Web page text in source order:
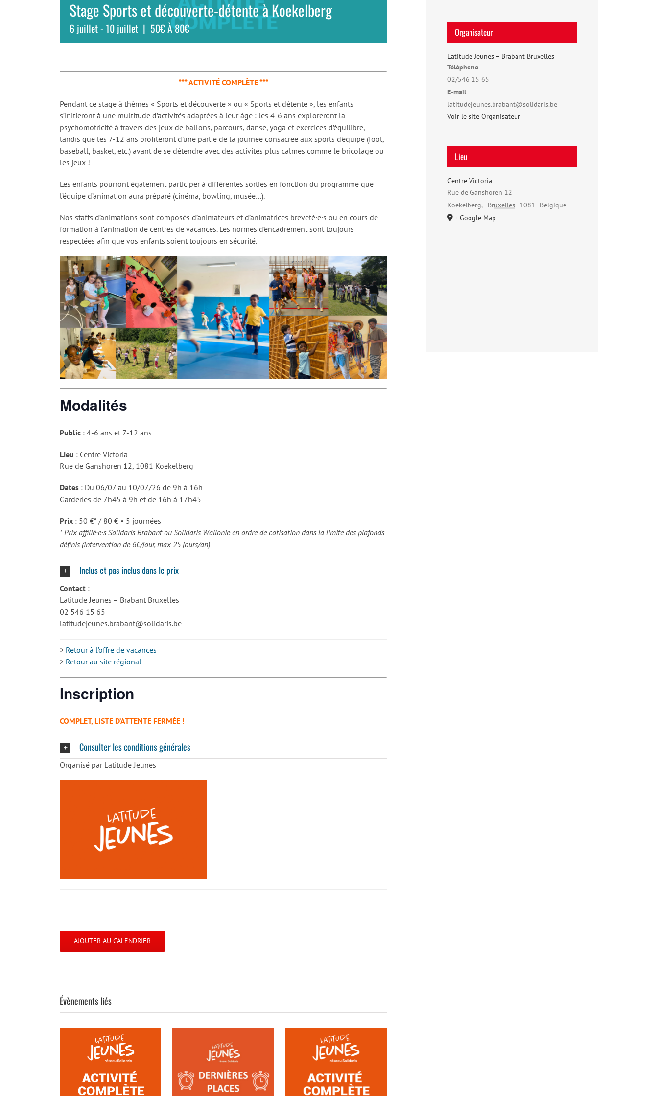
Stage Sports et découverte-détente à Koekelberg
6 juillet-10 juillet | 50€ À 80€
*** ACTIVITÉ COMPLÈTE ***
Pendant ce stage à thèmes « Sports et découverte » ou « Sports et détente », les enfants
s’initieront à une multitude d’activités adaptées à leur âge : les 4-6 ans exploreront la
psychomotricité à travers des jeux de ballons, parcours, danse, yoga et exercices d’équilibre,
tandis que les 7-12 ans profiteront d’une partie de la journée consacrée aux sports d’équipe (foot,
baseball, basket, etc.) avant de se détendre avec des activités plus calmes comme le bricolage ou
les jeux !
Les enfants pourront également participer à différentes sorties en fonction du programme que
l’équipe d’animation aura préparé (cinéma, bowling, musée…).
Nos staffs d’animations sont composés d’animateurs et d’animatrices breveté·e·s ou en cours de
formation à l’animation de centres de vacances. Les normes d’encadrement sont toujours
respectées afin que vos enfants soient toujours en sécurité.
Modalités
Public : 4-6 ans et 7-12 ans
Lieu : Centre Victoria
Rue de Ganshoren 12, 1081 Koekelberg
Dates : Du 06/07 au 10/07/26 de 9h à 16h
Garderies de 7h45 à 9h et de 16h à 17h45
Prix : 50 €* / 80 € • 5 journées
* Prix affilié·e·s Solidaris Brabant ou Solidaris Wallonie en ordre de cotisation dans la limite des plafonds
définis (intervention de 6€/jour, max 25 jours/an)
Inclus et pas inclus dans le prix
Contact :
Latitude Jeunes – Brabant Bruxelles
02 546 15 65
latitudejeunes.brabant@solidaris.be
> Retour à l’offre de vacances
> Retour au site régional
Inscription
COMPLET, LISTE D’ATTENTE FERMÉE !
Consulter les conditions générales
Organisé par Latitude Jeunes
AJOUTER AU CALENDRIER
Évènements liés
Organisateur
Latitude Jeunes – Brabant Bruxelles
Téléphone
02/546 15 65
E-mail
latitudejeunes.brabant@solidaris.be
Voir le site Organisateur
Lieu
Centre Victoria
Rue de Ganshoren 12
Koekelberg, Bruxelles 1081
Belgique
+ Google Map